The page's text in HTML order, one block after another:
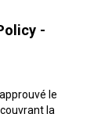
-
le
la